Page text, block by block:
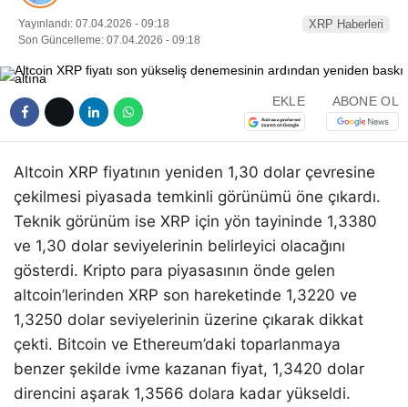
Yayınlandı: 07.04.2026 - 09:18
Son Güncelleme: 07.04.2026 - 09:18
XRP Haberleri
EKLE ABONE OL
Altcoin XRP fiyatının yeniden 1,30 dolar çevresine
çekilmesi piyasada temkinli görünümü öne çıkardı.
Teknik görünüm ise XRP için yön tayininde 1,3380
ve 1,30 dolar seviyelerinin belirleyici olacağını
gösterdi. Kripto para piyasasının önde gelen
altcoin’lerinden XRP son hareketinde 1,3220 ve
1,3250 dolar seviyelerinin üzerine çıkarak dikkat
çekti. Bitcoin ve Ethereum’daki toparlanmaya
benzer şekilde ivme kazanan fiyat, 1,3420 dolar
direncini aşarak 1,3566 dolara kadar yükseldi.